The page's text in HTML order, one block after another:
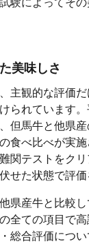
験によってそ
美味しさ
主観的な評価
られています
但馬牛と他県
食べ比べが実
関テストをクリ
せた状態で評価
県産牛と比較し
全ての項目で
総合評価につ